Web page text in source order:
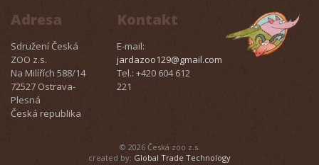
Adresa
Sdružení Česká
ZOO z.s.
Na Milířích 588/14
72527 Ostrava-
Plesná
Česká republika
Kontakt
E-mail:
jardazoo129@gmail.com
Tel.: +420 604 612
221
© 2026 Česká zoo z.s.
created by: Global Trade Technology